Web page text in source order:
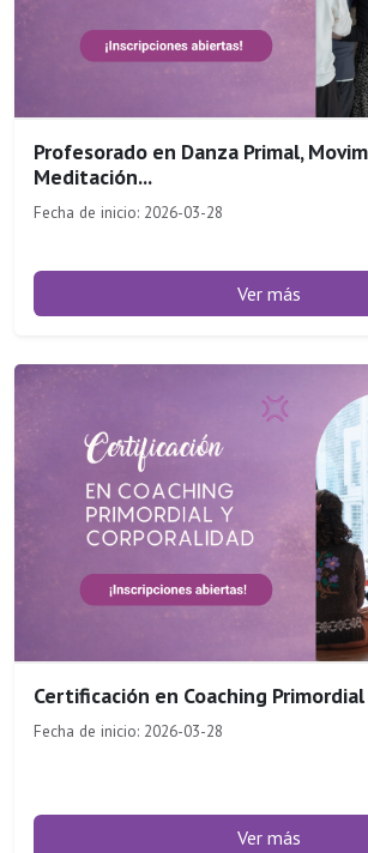
Profesorado en Danza Primal,
Meditación...
Fecha de inicio: 2026-03-28
Ver más
Certificación en Coaching
Fecha de inicio: 2026-03-28
Ver más